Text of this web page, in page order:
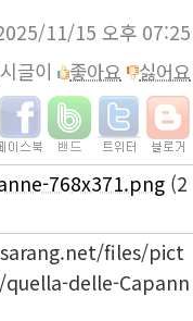
11/15 오후 07:25
글이
좋아요 싫어요
768x371.png (2
files/pict
delle-Capann